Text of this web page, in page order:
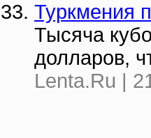
Туркмения
Тысяча
долларов,
Lenta.Ru |